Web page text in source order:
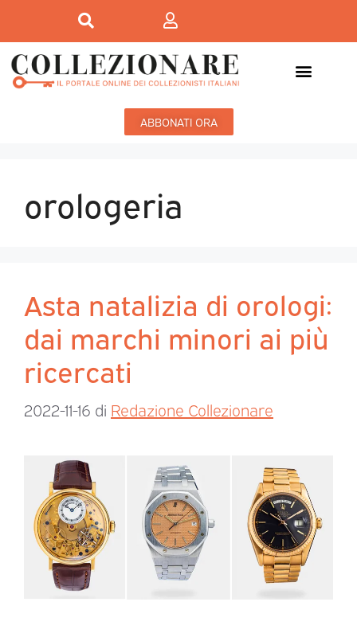
ABBONATI ORA
orologeria
Asta natalizia di orologi:
dai marchi minori ai più
ricercati
2022-11-16 di Redazione Collezionare